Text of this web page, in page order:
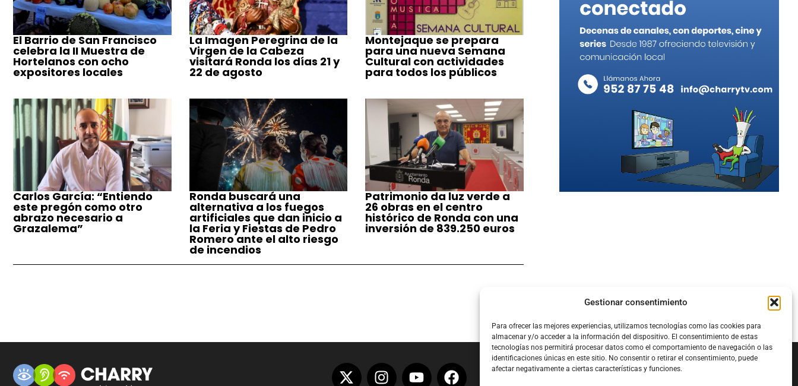
Gestionar consentimiento
Para ofrecer las mejores experiencias, utilizamos tecnologías como las cookies para
almacenar y/o acceder a la información del dispositivo. El consentimiento de estas
tecnologías nos permitirá procesar datos como el comportamiento de navegación o las
identificaciones únicas en este sitio. No consentir o retirar el consentimiento, puede
afectar negativamente a ciertas características y funciones.
El Barrio de San Francisco
celebra la II Muestra de
Hortelanos con ocho
expositores locales
La Imagen Peregrina de la
Virgen de la Cabeza
visitará Ronda los días 21 y
22 de agosto
Montejaque se prepara
para una nueva Semana
Cultural con actividades
para todos los públicos
Carlos García: “Entiendo
este pregón como otro
abrazo necesario a
Grazalema”
Ronda buscará una
alternativa a los fuegos
artificiales que dan inicio a
la Feria y Fiestas de Pedro
Romero ante el alto riesgo
de incendios
Patrimonio da luz verde a
26 obras en el centro
histórico de Ronda con una
inversión de 839.250 euros